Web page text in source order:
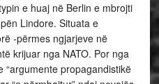
e huaj në Berlin e mbrojti
Lindore. Situata e
-përmes ngjarjeve në
krijuar nga NATO. Por nga
propagandistikë